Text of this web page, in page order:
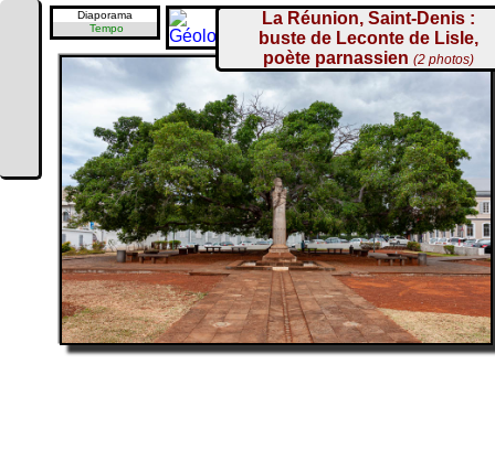
Diaporama
Tempo
La Réunion, Saint-Denis :
buste de Leconte de Lisle,
poète parnassien (2 photos)